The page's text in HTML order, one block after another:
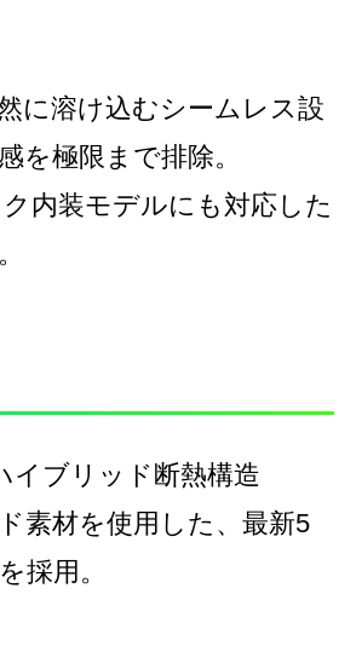
に溶け込むシームレス設
を極限まで排除。
内装モデルにも対応した
イブリッド断熱構造
素材を使用した、最新5
採用。